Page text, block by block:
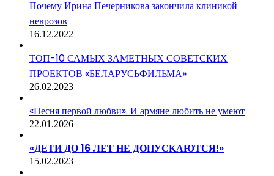
Почему Ирина Печерникова закончила клиникой
неврозов
16.12.2022
ТОП-10 САМЫХ ЗАМЕТНЫХ СОВЕТСКИХ
ПРОЕКТОВ «БЕЛАРУСЬФИЛЬМА»
26.02.2023
«Песня первой любви». И армяне любить не умеют
22.01.2026
«ДЕТИ ДО 16 ЛЕТ НЕ ДОПУСКАЮТСЯ!»
15.02.2023